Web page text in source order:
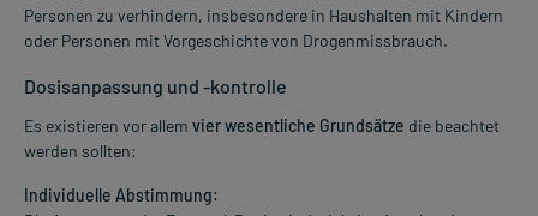
Personen zu verhindern, insbesondere in Haushalten mit Kindern
oder Personen mit Vorgeschichte von Drogenmissbrauch.
Dosisanpassung und -kontrolle
Es existieren vor allem vier wesentliche Grundsätze die beachtet
werden sollten:
Individuelle Abstimmung: